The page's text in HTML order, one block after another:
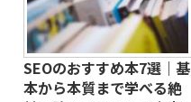
SEOのおすすめ本7選｜基
本から本質まで学べる絶